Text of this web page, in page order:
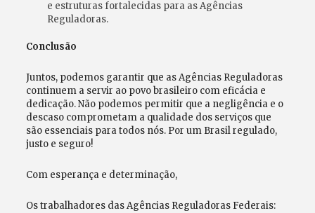
e estruturas fortalecidas para as Agências
Reguladoras.
Conclusão
Juntos, podemos garantir que as Agências Reguladoras
continuem a servir ao povo brasileiro com eficácia e
dedicação. Não podemos permitir que a negligência e o
descaso comprometam a qualidade dos serviços que
são essenciais para todos nós. Por um Brasil regulado,
justo e seguro!
Com esperança e determinação,
Os trabalhadores das Agências Reguladoras Federais: